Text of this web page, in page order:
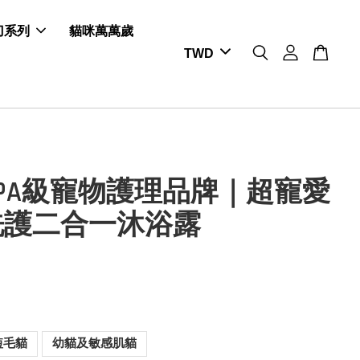
列 貓咪萬萬歲
級寵物護理品牌｜超寵愛
二合一沐浴露
毛貓 幼貓及敏感肌貓